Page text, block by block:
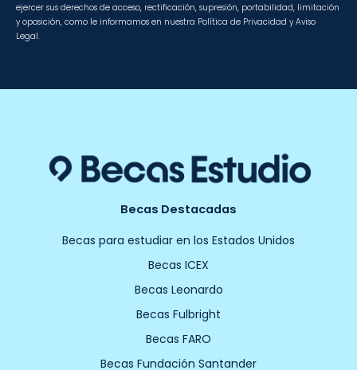
ejercer sus derechos de acceso, rectificación, supresión, portabilidad, limitación
y oposición, como le informamos en nuestra Política de Privacidad y Aviso
Legal.
Becas Destacadas
Becas para estudiar en los Estados Unidos
Becas ICEX
Becas Leonardo
Becas Fulbright
Becas FARO
Becas Fundación Santander